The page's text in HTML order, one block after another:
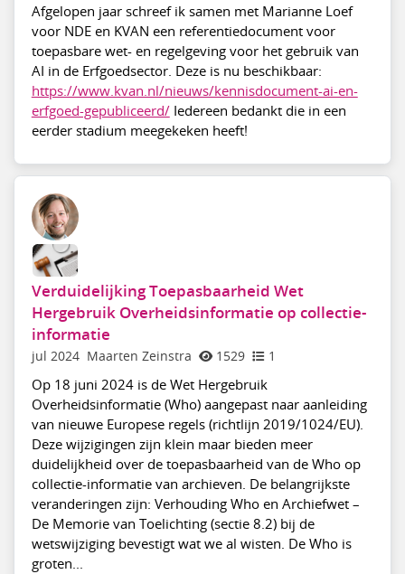
Afgelopen jaar schreef ik samen met Marianne Loef
voor NDE en KVAN een referentiedocument voor
toepasbare wet- en regelgeving voor het gebruik van
AI in de Erfgoedsector. Deze is nu beschikbaar:
https://www.kvan.nl/nieuws/kennisdocument-ai-en-
erfgoed-gepubliceerd/Iedereen bedankt die in een
eerder stadium meegekeken heeft!
Verduidelijking Toepasbaarheid Wet
Hergebruik Overheidsinformatie op collectie-
informatie
jul 2024 Maarten Zeinstra 1529 1
Op 18 juni 2024 is de Wet Hergebruik
Overheidsinformatie (Who) aangepast naar aanleiding
van nieuwe Europese regels (richtlijn 2019/1024/EU).
Deze wijzigingen zijn klein maar bieden meer
duidelijkheid over de toepasbaarheid van de Who op
collectie-informatie van archieven. De belangrijkste
veranderingen zijn: Verhouding Who en Archiefwet –
De Memorie van Toelichting (sectie 8.2) bij de
wetswijziging bevestigt wat we al wisten. De Who is
groten...